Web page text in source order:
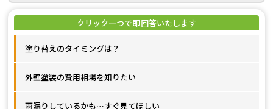
塗り替えのタイミングは？
外壁塗装の費用相場を知りたい
雨漏りしているかも…すぐ見てほしい